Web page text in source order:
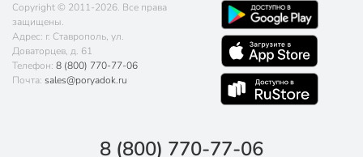
Copyright © 2011-2026. Все права
защищены.
Адрес: г. Ставрополь, ул.
Доваторцев, д. 61
Телефон: 8 (800) 770-77-06
Почта: sales@poryadok.ru
8 (800) 770-77-06